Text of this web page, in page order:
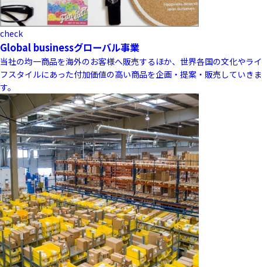
check
Global businessグローバル事業
当社の均一商品を海外のお客様へ販売するほか、世界各国の文化やライ
フスタイルにあった付加価値の高い商品を企画・提案・販売していきま
す。